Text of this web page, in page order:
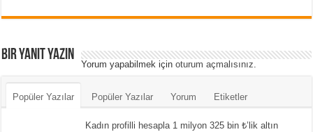
Bir yanıt yazın
Yorum yapabilmek içinoturum açmalısınız
Popüler Yazılar Popüler Yazılar Yorum Etiketler
Kadın profilli hesapla 1 milyon 325 bin ₺’lik altın